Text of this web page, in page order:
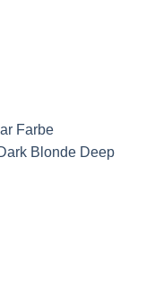
Farbe
Blonde Deep